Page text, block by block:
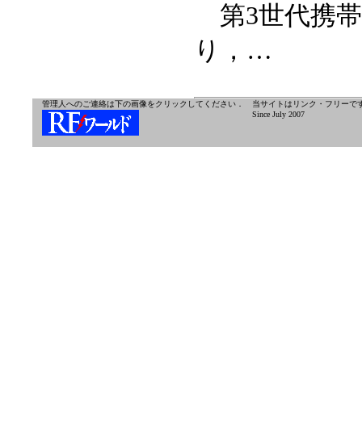
第3世代携
り，…
管理人へのご連絡は下の画像をクリックしてください．
当サイトはリンク・フリーで
Since July 2007